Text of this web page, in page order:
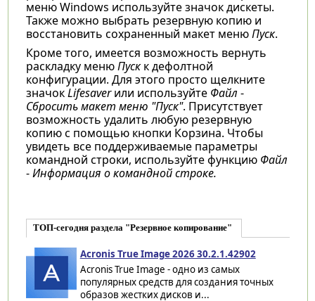
меню Windows используйте значок дискеты.
Также можно выбрать резервную копию и
восстановить сохраненный макет менюПуск.
Кроме того, имеется возможность вернуть
раскладку менюПускк дефолтной
конфигурации. Для этого просто щелкните
значокLifesaverили используйте Файл -
Сбросить макет меню "Пуск". Присутствует
возможность удалить любую резервную
копию с помощью кнопки Корзина. Чтобы
увидеть все поддерживаемые параметры
командной строки, используйте функцию Файл
-Информация о командной строке.
ТОП-сегодня раздела "Резервное копирование"
Acronis True Image 2026 30.2.1.42902
Acronis True Image - одно из самых
популярных средств для создания точных
образов жестких дисков и...